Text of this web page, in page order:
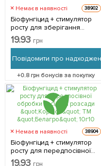
Немає в наявності 38902
Біофунгіцид + стимулятор
росту для зберігання
врожаю "Корбіон" ТМ
"Белагро" 10г
19.93 грн
Повідомити про
+0.8грн бонусів за покупку
Немає в наявності 38904
Біофунгіцид + стимулятор
росту для передпосівної
обробки насіння і розсади
19.93 грн